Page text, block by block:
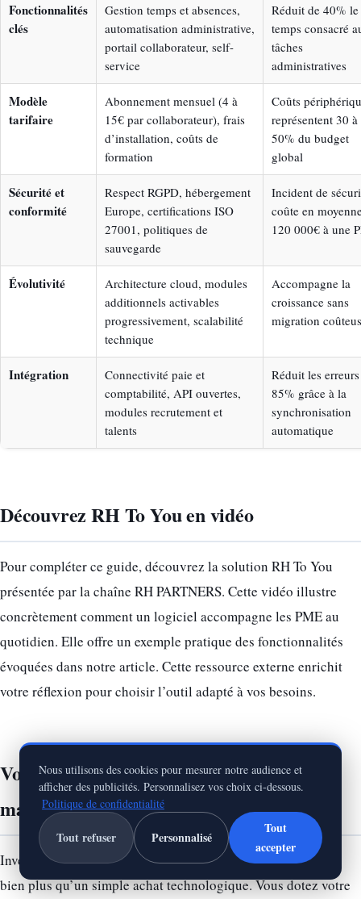
Fonctionnalités
clés
Gestion temps et absences,
automatisation administrative,
portail collaborateur, self-
service
Réduit de 40% le
temps consacré
tâches
administratives
Modèle
tarifaire
Abonnement mensuel (4 à
15€ par collaborateur), frais
d’installation, coûts de
formation
Coûts
représentent 30 à
50% du budget
global
Sécurité et
conformité
Respect RGPD, hébergement
Europe, certifications ISO
27001, politiques de
sauvegarde
Incident de
coûte en
120 000€ à une
Évolutivité
Architecture cloud, modules
additionnels activables
progressivement, scalabilité
technique
Accompagne la
croissance sans
migration
Intégration
Connectivité paie et
comptabilité, API ouvertes,
modules recrutement et
talents
Réduit les
85% grâce à la
synchronisation
automatique
Découvrez RH To You en vidéo
Pour compléter ce guide, découvrez la solution RH To You
présentée par la chaîne RH PARTNERS. Cette vidéo illustre
concrètement comment un logiciel accompagne les PME au
quotidien. Elle offre un exemple pratique des fonctionnalités
évoquées dans notre article. Cette ressource externe enrichit
votre réflexion pour choisir l’outil adapté à vos besoins.
Votre transformation RH commence
maintenant
Investir dans lemeilleur logiciel RH pour PMEreprésente
bien plus qu’un simple achat technologique. Vous dotez votre
Nous utilisons des cookies pour mesurer notre audience et
afficher des publicités. Personnalisez vos choix ci-dessous.
Politique de confidentialité
Tout refuser Personnalisé
Tout
accepter